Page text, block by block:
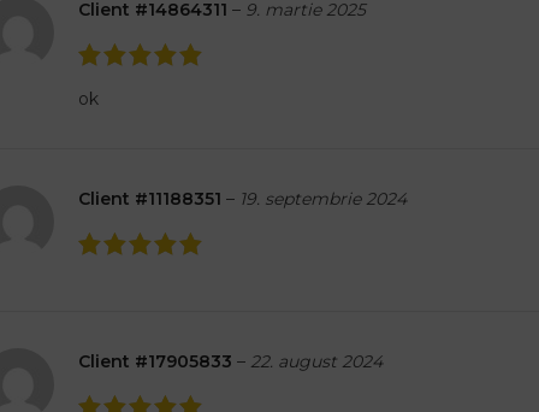
Client #14864311 – 9. martie 2025
ok
Client #11188351 – 19. septembrie 2024
Client #17905833 – 22. august 2024